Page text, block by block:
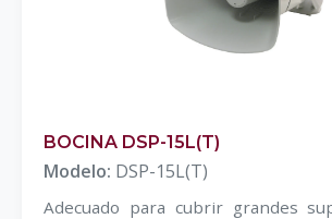
BOCINA DSP-15L(T)
Modelo: DSP-15L(T)
Adecuado para cubrir grandes